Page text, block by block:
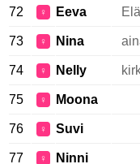
72 ♀ Eeva
73 ♀ Nina
74 ♀ Nelly
75 ♀ Moona
76 ♀ Suvi
77 ♀ Ninni